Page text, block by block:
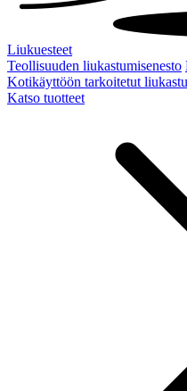
Liukuesteet
Teollisuuden liukastumisenesto
Kotikäyttöön tarkoitetut
Katso tuotteet